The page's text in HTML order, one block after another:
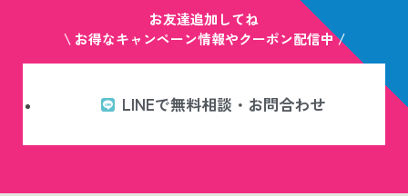
お友達追加してね
\ お得なキャンペーン情報やクーポン配信中 /
LINEで無料相談・お問合わせ